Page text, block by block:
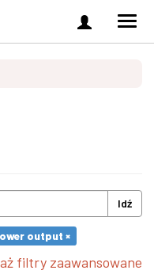
Zaloguj
się
Idź
output ×
filtry zaawansowane